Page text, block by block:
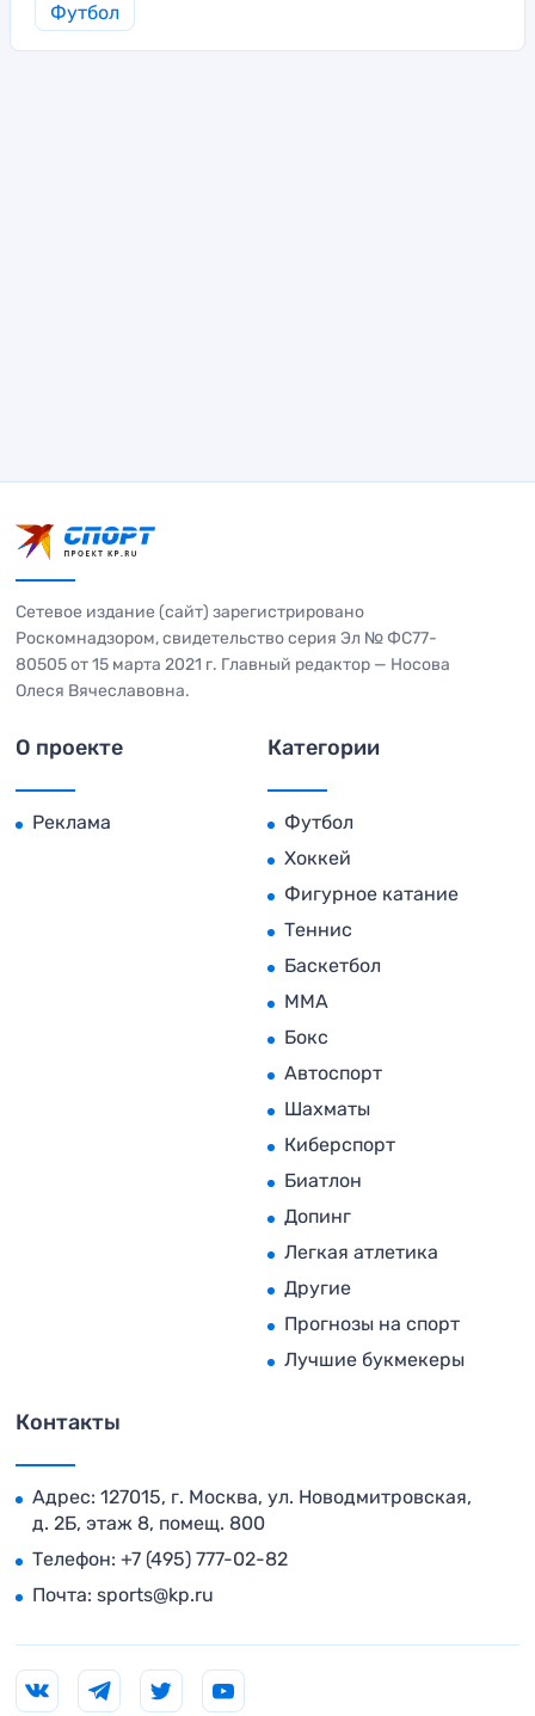
Футбол
Сетевое издание (сайт) зарегистрировано
Роскомнадзором, свидетельство серия Эл № ФС77-
80505 от 15 марта 2021 г. Главный редактор — Носова
Олеся Вячеславовна.
О проекте
Реклама
Категории
Футбол
Хоккей
Фигурное катание
Теннис
Баскетбол
MMA
Бокс
Автоспорт
Шахматы
Киберспорт
Биатлон
Допинг
Легкая атлетика
Другие
Прогнозы на спорт
Лучшие букмекеры
Контакты
Адрес: 127015, г. Москва, ул. Новодмитровская,
д. 2Б, этаж 8, помещ. 800
Телефон: +7 (495) 777-02-82
Почта: sports@kp.ru